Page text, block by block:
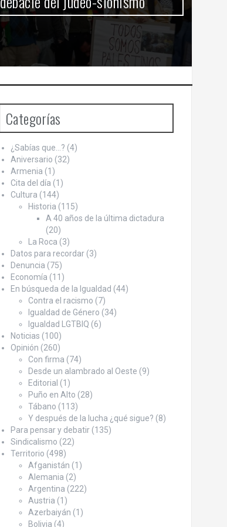
Categorías
¿Sabías que…? (4)
Aniversario (32)
Armenia (1)
Cita del día (1)
Cultura (144)
Historia (115)
A 40 años de la última dictadura
(20)
La Roca (3)
Datos para recordar(3)
Denuncia (75)
Economía (11)
En búsqueda de la Igualdad (44)
Contra el racismo (7)
Igualdad de Género (34)
Igualdad LGTBIQ (6)
Noticias (100)
Opinión (260)
Con firma (74)
Desde un alambrado al Oeste (9)
Editorial (1)
Puño en Alto (28)
Tábano (113)
Y después de la lucha ¿qué sigue? (8)
Para pensar y debatir(135)
Sindicalismo (22)
Territorio (498)
Afganistán (1)
Alemania (2)
Argentina (222)
Austria (1)
Azerbaiyán (1)
Bolivia (4)